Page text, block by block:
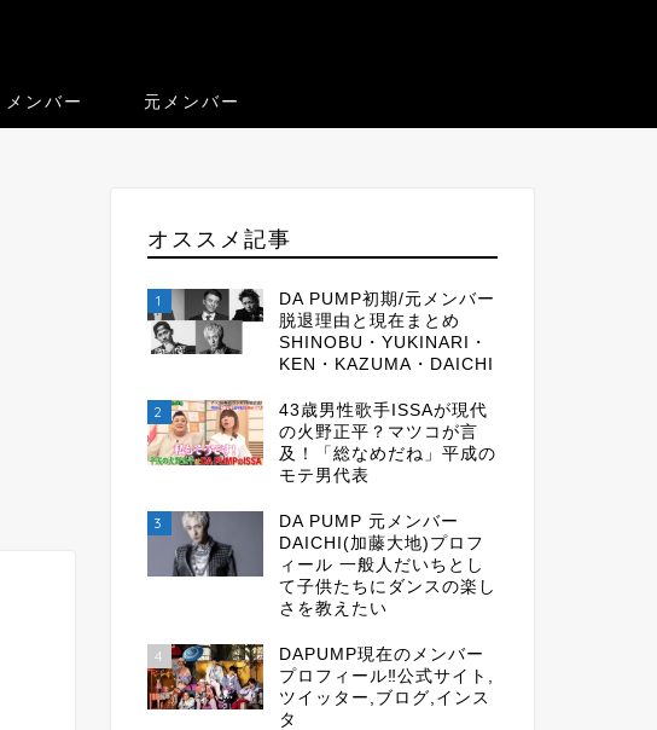
メンバー 元メンバー
オススメ記事
1
DA PUMP初期/元メンバー
脱退理由と現在まとめ
SHINOBU・YUKINARI・
KEN・KAZUMA・DAICHI
2
43歳男性歌手ISSAが現代
の火野正平？マツコが言
及！「総なめだね」平成の
モテ男代表
3
DA PUMP 元メンバー
DAICHI(加藤大地)プロフ
ィール 一般人だいちとし
て子供たちにダンスの楽し
さを教えたい
4
DAPUMP現在のメンバー
プロフィール‼公式サイト,
ツイッター,ブログ,インス
タ